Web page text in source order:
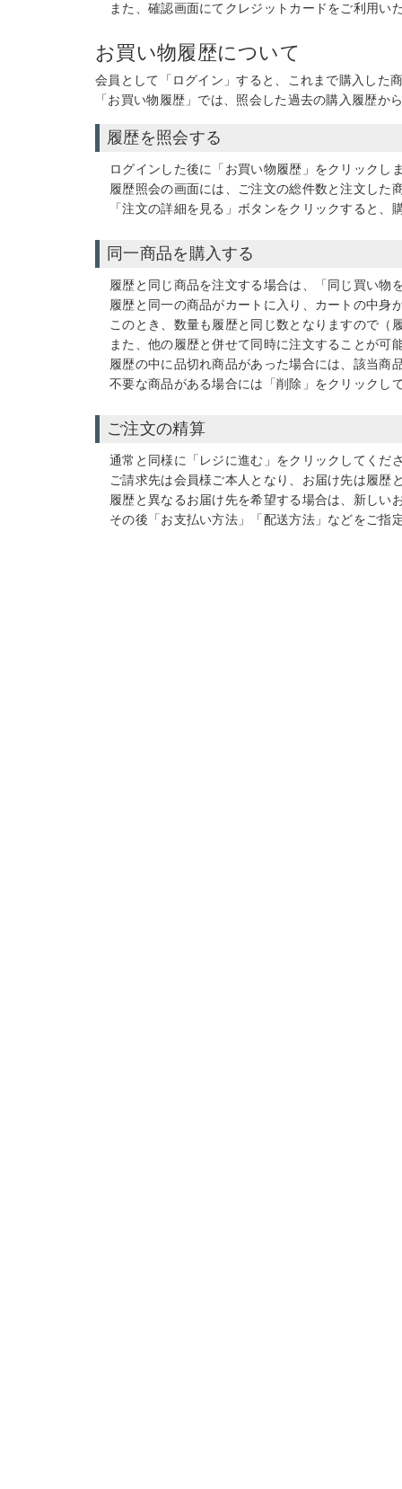
また、確認画面にてクレジットカードをご利用
お買い物履歴について
会員として「ログイン」すると、これまで購入した
「お買い物履歴」では、照会した過去の購入履歴か
履歴を照会する
ログインした後に「お買い物履歴」をクリックし
履歴照会の画面には、ご注文の総件数と注文し
「注文の詳細を見る」ボタンをクリックすると
同一商品を購入する
履歴と同じ商品を注文する場合は、「同じ買い物
履歴と同一の商品がカートに入り、カートの中身
このとき、数量も履歴と同じ数となりますので
また、他の履歴と併せて同時に注文することが可
履歴の中に品切れ商品があった場合には、該当商
不要な商品がある場合には「削除」をクリックし
ご注文の精算
通常と同様に「レジに進む」をクリックしてくだ
ご請求先は会員様ご本人となり、お届け先は履歴
履歴と異なるお届け先を希望する場合は、新しい
その後「お支払い方法」「配送方法」などをご指